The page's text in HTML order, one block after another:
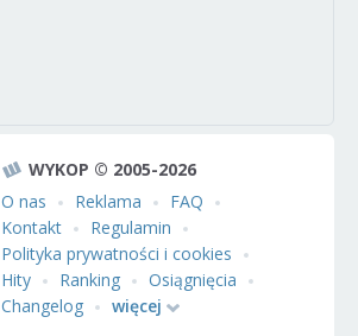
WYKOP © 2005-2026
O nas
Reklama
FAQ
Kontakt
Regulamin
Polityka prywatności i cookies
Hity
Ranking
Osiągnięcia
Changelog
więcej